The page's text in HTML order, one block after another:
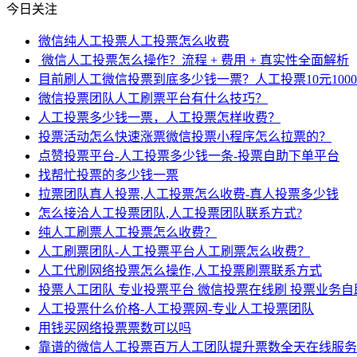
今日关注
微信纯人工投票人工投票怎么收费
微信人工投票怎么操作？流程 + 费用 + 真实性全面解析
目前刷人工微信投票到底多少钱一票？人工投票10元1000
微信投票团队人工刷票平台有什么技巧？
人工投票多少钱一票，人工投票怎样收费？
投票活动怎么快速涨票微信投票小程序怎么拉票的？
点赞投票平台-人工投票多少钱一条-投票自助下单平台
找帮忙投票的多少钱一票
拉票团队真人投票,人工投票怎么收费-真人投票多少钱
怎么接洽人工投票团队,人工投票团队联系方式?
纯人工刷票人工投票怎么收费？
人工刷票团队-人工投票平台人工刷票怎么收费？
人工代刷网络投票怎么操作,人工投票刷票联系方式
投票人工团队 专业投票平台 微信投票在线刷 投票业务自
人工投票什么价格-人工投票网-专业人工投票团队
用钱买网络投票票数可以吗
靠谱的微信人工投票百万人工团队提升票数全天在线服务